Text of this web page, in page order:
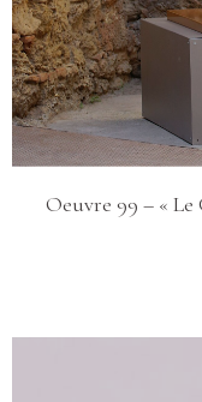
Oeuvre 99 – «